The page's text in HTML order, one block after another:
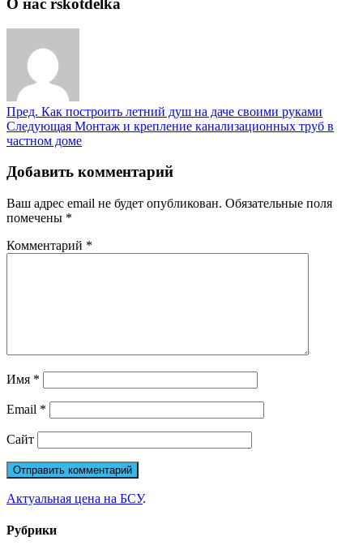
О нас rskotdelka
Пред. Как построить летний душ на даче своими руками
Следующая Монтаж и крепление канализационных труб в
частном доме
Добавить комментарий
Ваш адрес email не будет опубликован. Обязательные поля
помечены *
Комментарий *
Имя *
Email *
Сайт
Актуальная цена на БСУ.
Рубрики